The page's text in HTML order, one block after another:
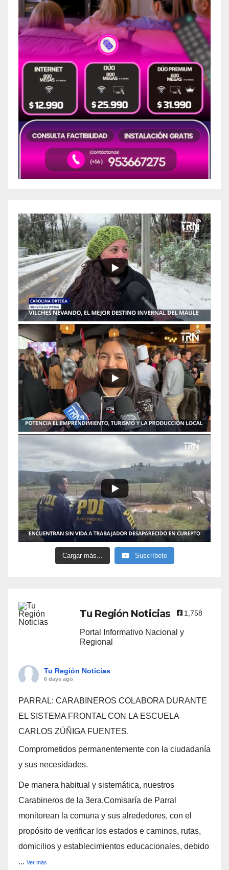
Cargar más... Suscríbete
Tu Región Noticias 1,758
Portal Informativo Nacional y
Regional
Tu Región Noticias
6 days ago
PARRAL: CARABINEROS COLABORA DURANTE
EL SISTEMA FRONTAL CON LA ESCUELA
CARLOS ZÚÑIGA FUENTES.
Comprometidos permanentemente con la ciudadanía
y sus necesidades.
De manera habitual y sistemática, nuestros
Carabineros de la 3era.Comisaría de Parral
monitorean la comuna y sus alrededores, con el
propósito de verificar los estados e caminos, rutas,
domicilios y establecimientos educacionales, debido
... Ver más